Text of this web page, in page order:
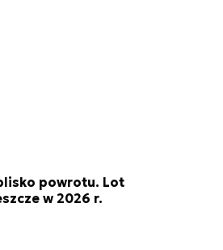
powrotu. Lot
w 2026 r.